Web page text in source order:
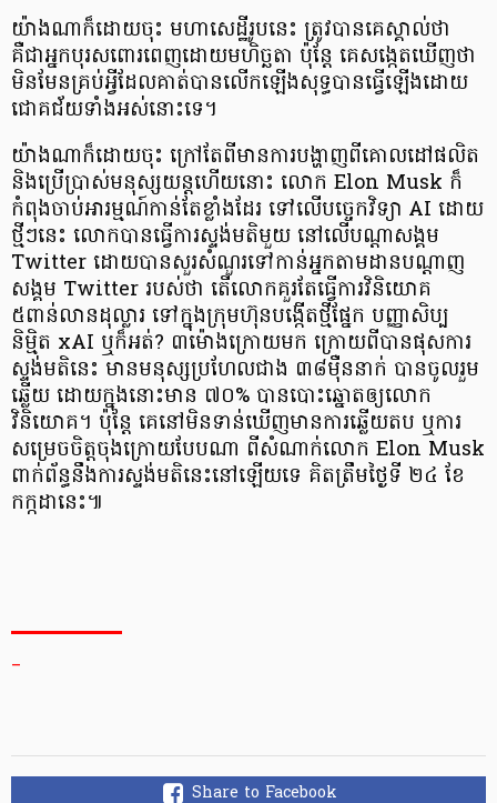
យ៉ាងណាក៏ដោយចុះ មហាសេដ្ឋីរូបនេះ ត្រូវបានគេស្គាល់ថា
គឺជាអ្នកបុរសពោរពេញដោយមហិច្ឆតា ប៉ុន្ដែ គេសង្កេតឃើញថា
មិនមែនគ្រប់អ្វីដែលគាត់បានលើកឡើងសុទ្ធបានធ្វើឡើងដោយ
ជោគជ័យទាំងអស់នោះទេ។
យ៉ាងណាក៏ដោយចុះ ក្រៅតែពីមានការបង្ហាញពីគោលដៅផលិត
និងប្រើប្រាស់មនុស្សយន្ដហើយនោះ លោក Elon Musk ក៏
កំពុងចាប់អារម្មណ៍កាន់តែខ្លាំងដែរ ទៅលើបច្ចេកវិទ្យា AI ដោយ
ថ្មីៗនេះ លោកបានធ្វើការស្ទង់មតិមួយ នៅលើបណ្ដាសង្គម
Twitter ដោយបានសួរសំណួរទៅកាន់អ្នកតាមដានបណ្ដាញ
សង្គម Twitter របស់ថា តើលោកគួរតែធ្វើការវិនិយោគ
៥ពាន់លានដុល្លារ ទៅក្នុងក្រុមហ៊ុនបង្កើតថ្មីផ្នែក បញ្ញាសិប្ប
និម្មិត xAI ឬក៏អត់? ៣ម៉ោងក្រោយមក ក្រោយពីបានផុសការ
ស្ទង់មតិនេះ មានមនុស្សប្រហែលជាង ៣៨ម៉ឺននាក់ បានចូលរួម
ឆ្លើយ ដោយក្នុងនោះមាន ៧០% បានបោះឆ្នោតឲ្យលោក
វិនិយោគ។ ប៉ុន្ដែ គេនៅមិនទាន់ឃើញមានការឆ្លើយតប ឬការ
សម្រេចចិត្តចុងក្រោយបែបណា ពីសំណាក់លោក Elon Musk
ពាក់ព័ន្ធនឹងការស្ទង់មតិនេះនៅឡើយទេ គិតត្រឹមថ្ងៃទី ២៤ ខែ
កក្កដានេះ៕
_
Share to Facebook